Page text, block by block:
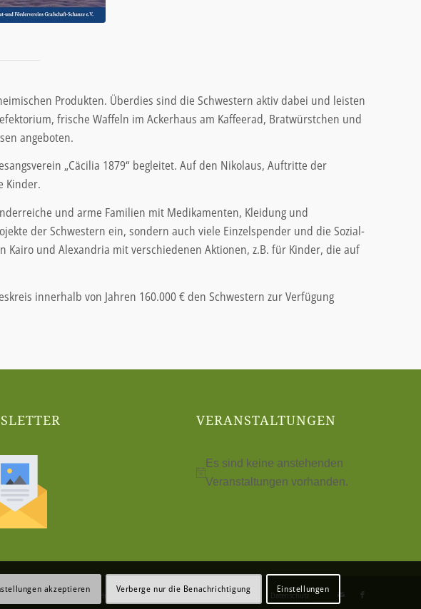
Produkten. Überdies sind die Schwestern aktiv dabei und leisten
frische Waffeln im Ackerhaus am Kaffeerad, Bratwürstchen und
angeboten.
„Cäcilia 1879“ begleitet. Auf den Nikolaus, Auftritte der
Kinder.
und arme Familien mit Medikamenten, Kleidung und
der Schwestern ein, sondern auch viele Einzelspender und die Sozial-
und Alexandria mit verschiedenen Aktionen, z.B. für Kinder, die auf
innerhalb von Jahren 160.000 € den Schwestern zur Verfügung
VERANSTALTUNGEN
Hinweis
Es sind keine anstehenden
Veranstaltungen vorhanden.
Home Über uns Spenden Impressum Datenschutz
akzeptieren Verberge nur die Benachrichtigung Einstellungen